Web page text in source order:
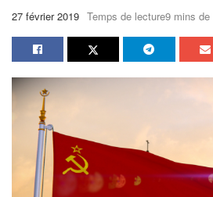
27 février 2019 Temps de lecture9 mins